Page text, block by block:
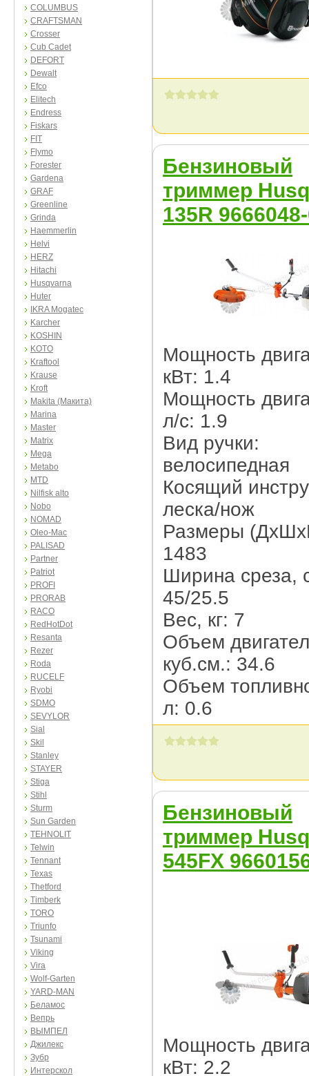
COLUMBUS
CRAFTSMAN
Crosser
Cub Cadet
DEFORT
Dewalt
Efco
Elitech
Endress
Fiskars
FIT
Flymo
Forester
Gardena
GRAF
Greenline
Grinda
Haemmerlin
Helvi
HERZ
Hitachi
Husqvarna
Huter
IKRA Mogatec
Karcher
KOSHIN
KOTO
Kraftool
Krause
Kroft
Makita (Макита)
Marina
Master
Matrix
Mega
Metabo
MTD
Nilfisk alto
Nobo
NOMAD
Oleo-Mac
PALISAD
Partner
Patriot
PROFI
PRORAB
RACO
RedHotDot
Resanta
Rezer
Roda
RUCELF
Ryobi
SDMO
SEVYLOR
Sial
Skil
Stanley
STAYER
Stiga
Stihl
Sturm
Sun Garden
TEHNOLIT
Telwin
Tennant
Texas
Thetford
Timberk
TORO
Triunfo
Tsunami
Viking
Vira
Wolf-Garten
YARD-MAN
Беламос
Вепрь
ВЫМПЕЛ
Джилекс
Зубр
Интерскол
Бензиновый
триммер
135R
Мощность
кВт: 1.4
Мощность
л/c: 1.9
Вид ручки:
велосипедная
Косящий
леска/нож
Размеры
1483
Ширина среза,
45/25.5
Вес, кг: 7
Объем
куб.см.: 34.6
Объем
л: 0.6
Бензиновый
триммер
545FX
Мощность
кВт: 2.2